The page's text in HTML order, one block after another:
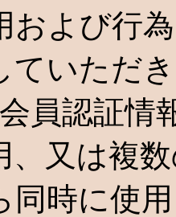
および行
ていただ
員認証情
、又は複
同時に使